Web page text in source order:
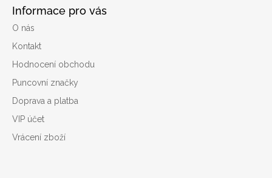
Informace pro vás
O nás
Kontakt
Hodnocení obchodu
Puncovní značky
Doprava a platba
VIP účet
Vrácení zboží